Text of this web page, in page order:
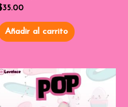
35.00
Añadir al carrito